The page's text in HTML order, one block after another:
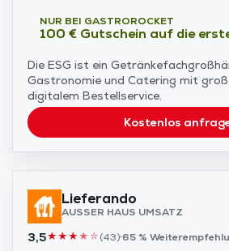
NUR BEI GASTROROCKET
100 € Gutschein auf die
Die ESG ist ein
Gastronomie und Catering mit
digitalem Bestellservice.
Kostenlos
Lieferando
AUSSER HAUS UMSATZ
3,5★★★★☆(43)65 %